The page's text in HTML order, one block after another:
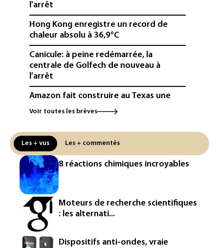
l'arrêt
Hong Kong enregistre un record de
chaleur absolu à 36,9°C
Canicule: à peine redémarrée, la
centrale de Golfech de nouveau à
l'arrêt
Amazon fait construire au Texas une
immense centrale à gaz pour ses
L'UE demande à Meta et TikTok de
renforcer la surveillance et la
vérification des faits après l'affaire de
Ceuta
L'Europe se prépare à une baisse de la
production d'électricité lors de l'éclipse
solaire
La métropole de Rouen porte plainte
contre BASF pour pollution aux PFAS
Voir toutes les brèves
Les + vus Les + commentés
8 réactions chimiques incroyables
Moteurs de recherche scientifiques
: les alternati...
Dispositifs anti-ondes, vraie